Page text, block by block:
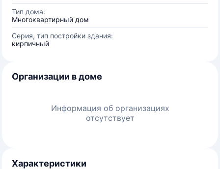
Тип дома:
Многоквартирный дом
Серия, тип постройки здания:
кирпичный
Организации в доме
Информация об организациях
отсутствует
Характеристики